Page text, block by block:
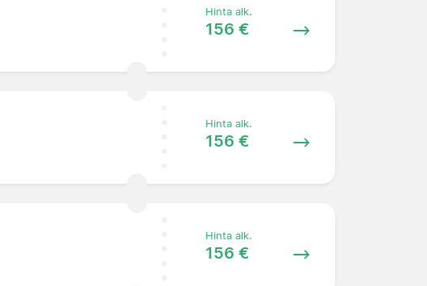
Hinta alk.
156 €
Hinta alk.
156 €
Hinta alk.
156 €